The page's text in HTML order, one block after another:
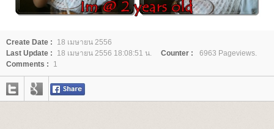
Create Date :
18 เมษายน 2556
Last Update :
18 เมษายน 2556 18:08:51 น. Counter :
6963 Pageviews.
Comments :
1